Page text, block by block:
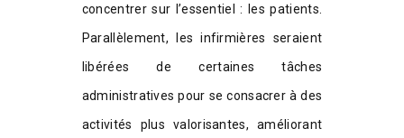
concentrer sur l’essentiel : les patients.
Parallèlement, les infirmières seraient
libérées de certaines tâches
administratives pour se consacrer à des
activités plus valorisantes, améliorant